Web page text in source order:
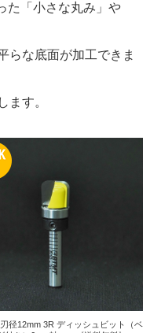
た「小さな丸み」や
らな底面が加工できま
ます。
径12mm 3R ディッシュビット（ベ